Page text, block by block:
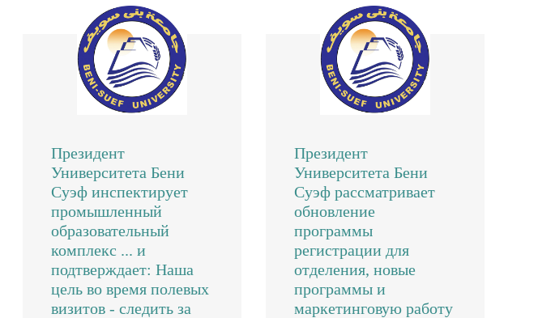
Президент
Университета Бени
Суэф инспектирует
промышленный
образовательный
комплекс ... и
подтверждает: Наша
цель во время полевых
визитов - следить за
Президент
Университета Бени
Суэф рассматривает
обновление
программы
регистрации для
отделения, новые
программы и
маркетинговую работу